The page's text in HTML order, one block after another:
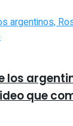
los
que